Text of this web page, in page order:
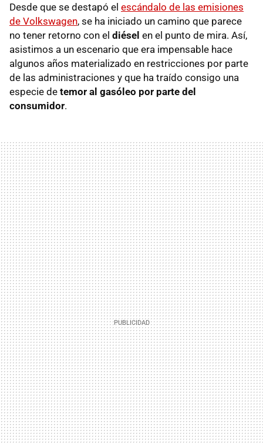
Desde que se destapó el escándalo de las emisiones
de Volkswagen, se ha iniciado un camino que parece
no tener retorno con el diésel en el punto de mira. Así,
asistimos a un escenario que era impensable hace
algunos años materializado en restricciones por parte
de las administraciones y que ha traído consigo una
especie de temor al gasóleo por parte del
consumidor.